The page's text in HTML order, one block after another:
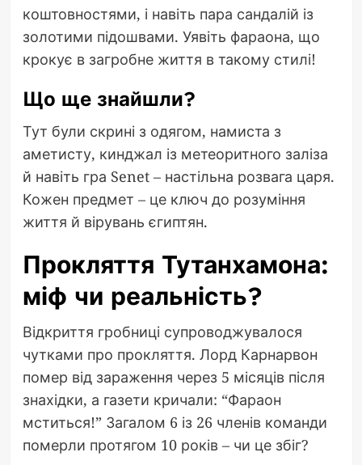
коштовностями, і навіть пара сандалій із
золотими підошвами. Уявіть фараона, що
крокує в загробне життя в такому стилі!
Що ще знайшли?
Тут були скрині з одягом, намиста з
аметисту, кинджал із метеоритного заліза
й навіть гра Senet – настільна розвага царя.
Кожен предмет – це ключ до розуміння
життя й вірувань єгиптян.
Прокляття Тутанхамона:
міф чи реальність?
Відкриття гробниці супроводжувалося
чутками про прокляття. Лорд Карнарвон
помер від зараження через 5 місяців після
знахідки, а газети кричали: “Фараон
мститься!” Загалом 6 із 26 членів команди
померли протягом 10 років – чи це збіг?